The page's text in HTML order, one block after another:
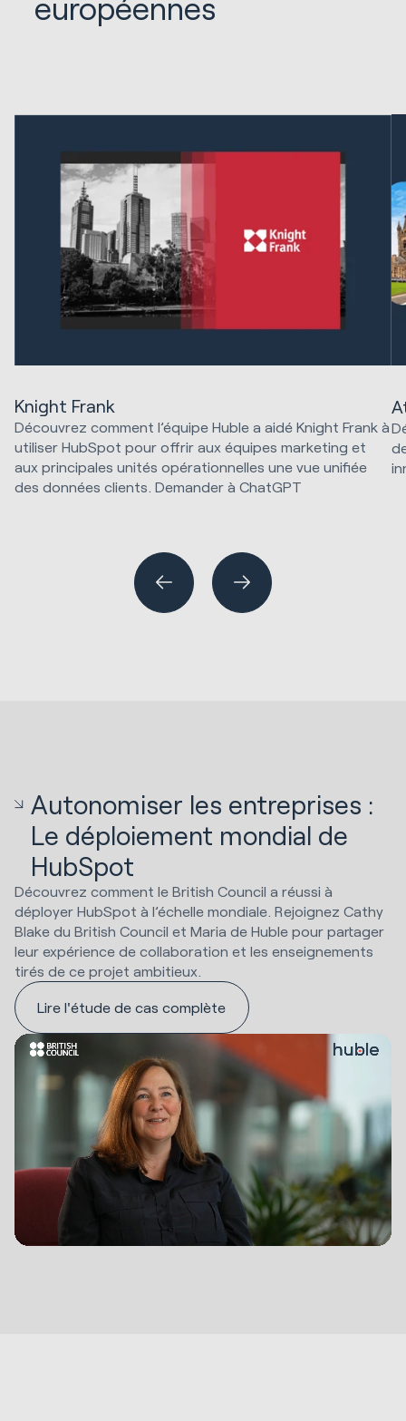
européennes
Knight Frank
Découvrez comment l’équipe Huble a aidé Knight Frank à
utiliser HubSpot pour offrir aux équipes marketing et
aux principales unités opérationnelles une vue unifiée
des données clients. Demander à ChatGPT
Autonomiser les entreprises :
Le déploiement mondial de
HubSpot
Découvrez comment le British Council a réussi à
déployer HubSpot à l’échelle mondiale. Rejoignez Cathy
Blake du British Council et Maria de Huble pour partager
leur expérience de collaboration et les enseignements
tirés de ce projet ambitieux.
Lire l'étude de cas complète